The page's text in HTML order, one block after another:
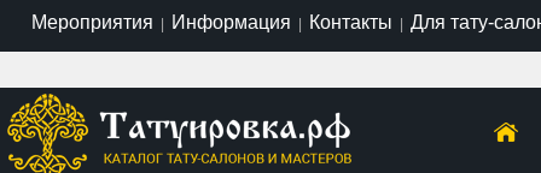
Мероприятия | Информация | Контакты | Для тату-